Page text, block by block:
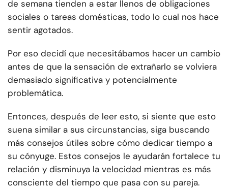
de semana tienden a estar llenos de obligaciones
sociales o tareas domésticas, todo lo cual nos hace
sentir agotados.
Por eso decidí que necesitábamos hacer un cambio
antes de que la sensación de extrañarlo se volviera
demasiado significativa y potencialmente
problemática.
Entonces, después de leer esto, si siente que esto
suena similar a sus circunstancias, siga buscando
más consejos útiles sobre cómo dedicar tiempo a
su cónyuge. Estos consejos le ayudarán fortalece tu
relación y disminuya la velocidad mientras es más
consciente del tiempo que pasa con su pareja.